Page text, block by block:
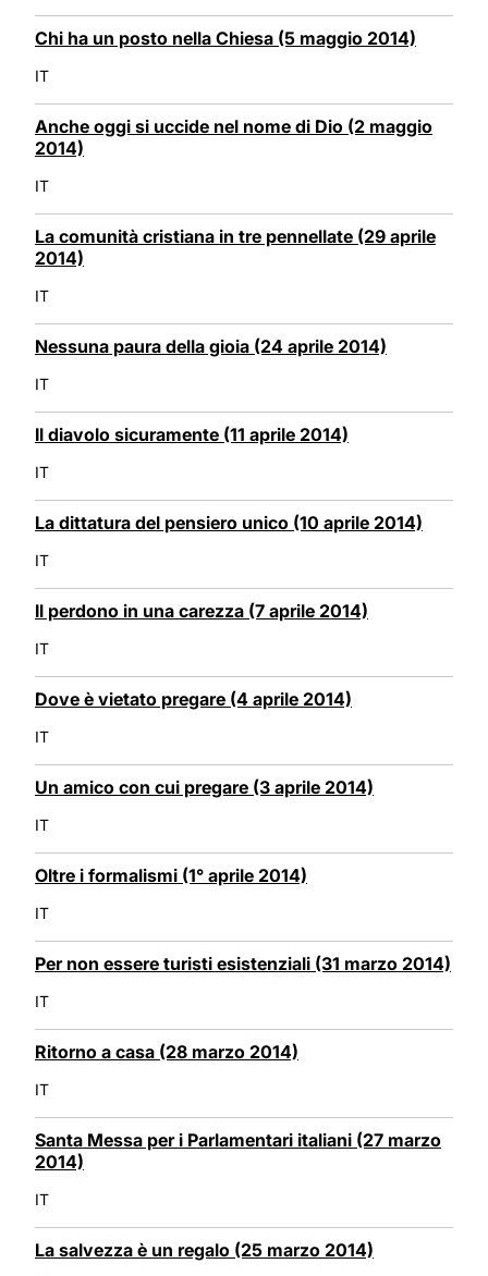
Chi ha un posto nella Chiesa (5 maggio 2014)
IT
Anche oggi si uccide nel nome di Dio (2 maggio
2014)
IT
La comunità cristiana in tre pennellate (29 aprile
2014)
IT
Nessuna paura della gioia (24 aprile 2014)
IT
Il diavolo sicuramente (11 aprile 2014)
IT
La dittatura del pensiero unico (10 aprile 2014)
IT
Il perdono in una carezza (7 aprile 2014)
IT
Dove è vietato pregare (4 aprile 2014)
IT
Un amico con cui pregare (3 aprile 2014)
IT
Oltre i formalismi (1° aprile 2014)
IT
Per non essere turisti esistenziali (31 marzo 2014)
IT
Ritorno a casa (28 marzo 2014)
IT
Santa Messa per i Parlamentari italiani (27 marzo
2014)
IT
La salvezza è un regalo (25 marzo 2014)